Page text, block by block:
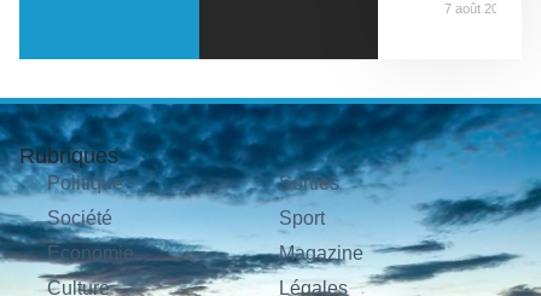
7 août 2026
Rubriques
Politique
Société
Économie
Culture
Sorties
Sport
Magazine
Légales